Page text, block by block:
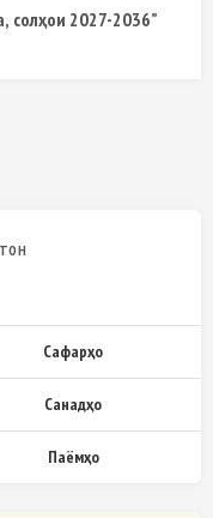
солҳои 2027-2036”
Сафарҳо
Санадҳо
Паёмҳо